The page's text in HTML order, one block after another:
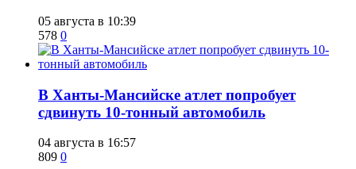
05 августа в 10:39
578 0
​В Ханты-Мансийске атлет попробует
сдвинуть 10-тонный автомобиль
04 августа в 16:57
809 0